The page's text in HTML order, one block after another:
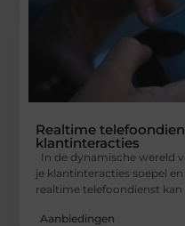
Realtime
klantinteracties
In de dynamische wereld
je klantinteracties soepel
realtime telefoondienst kan
Aanbiedingen